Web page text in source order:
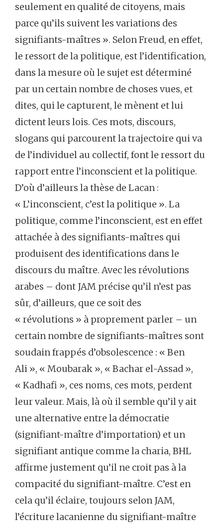
seulement en qualité de citoyens, mais
parce qu’ils suivent les variations des
signifiants-maîtres ». Selon Freud, en effet,
le ressort de la politique, est l’identification,
dans la mesure où le sujet est déterminé
par un certain nombre de choses vues, et
dites, qui le capturent, le mènent et lui
dictent leurs lois. Ces mots, discours,
slogans qui parcourent la trajectoire qui va
de l’individuel au collectif, font le ressort du
rapport entre l’inconscient et la politique.
D’où d’ailleurs la thèse de Lacan :
« L’inconscient, c’est la politique ». La
politique, comme l’inconscient, est en effet
attachée à des signifiants-maîtres qui
produisent des identifications dans le
discours du maître. Avec les révolutions
arabes – dont JAM précise qu’il n’est pas
sûr, d’ailleurs, que ce soit des
« révolutions » à proprement parler – un
certain nombre de signifiants-maîtres sont
soudain frappés d’obsolescence : « Ben
Ali », « Moubarak », « Bachar el-Assad »,
« Kadhafi », ces noms, ces mots, perdent
leur valeur. Mais, là où il semble qu’il y ait
une alternative entre la démocratie
(signifiant-maître d’importation) et un
signifiant antique comme la charia, BHL
affirme justement qu’il ne croit pas à la
compacité du signifiant-maître. C’est en
cela qu’il éclaire, toujours selon JAM,
l’écriture lacanienne du signifiant-maître